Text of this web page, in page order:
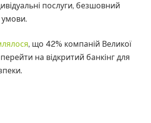
послуги, безшовний
умови.
, що 42% компаній Великої
перейти на відкритий банкінг для